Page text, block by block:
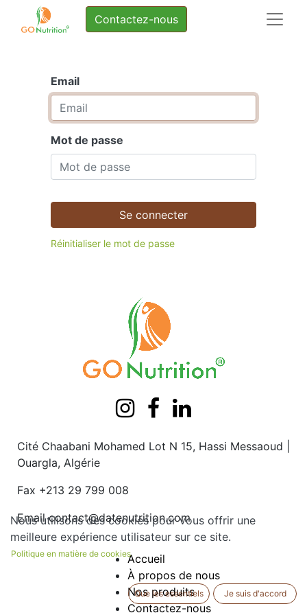
Contactez-nous
Email
Mot de passe
Se connecter
Réinitialiser le mot de passe
Cité Chaabani Mohamed Lot N 15, Hassi Messaoud |
Ouargla, Algérie
Fax +213 29 799 008
Emailcontact@datenutrition.com
Accueil
À propos de nous
Nos produits
Contactez-nous
Nous utilisons des cookies pour vous offrir une
meilleure expérience utilisateur sur ce site.
Politique en matière de cookies
Que les essentiels Je suis d'accord